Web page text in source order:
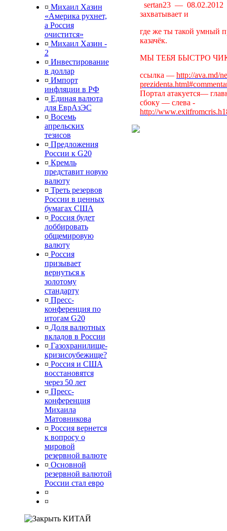
¤ Михаил Хазин
«Америка рухнет,
а Россия
очистится»
¤ Михаил Хазин -
2
¤ Инвестирование
в доллар
¤ Импорт
инфляции в РФ
¤ Единая валюта
для ЕврАзЭС
¤ Восемь
апрельских
тезисов
¤ Предложения
России к G20
¤ Кремль
представит новую
валюту
¤ Треть резервов
России в ценных
бумагах США
¤ Россия будет
лоббировать
общемировую
валюту
¤ Россия
призывает
вернуться к
золотому
стандарту
¤ Пресс-
конференция по
итогам G20
¤ Доля валютных
вкладов в России
¤ Газохранилище-
кризисоубежище?
¤ Россия и США
восстановятся
через 50 лет
¤ Пресс-
конференция
Михаила
Матовникова
¤ Россия вернется
к вопросу о
мировой
резервной валюте
¤ Основной
резервной валютой
России стал евро
¤
¤
КИТАЙ
sertan23 —
захватывает и
где же ты такой умный
казачёк.
МЫ ТЕБЯ БЫСТРО
ссылка — http://ava.md/
Портал атакуется—
сбоку — слева -
http://